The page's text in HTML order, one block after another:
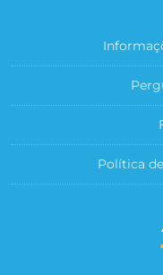
Política